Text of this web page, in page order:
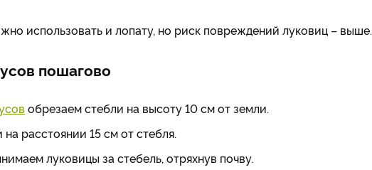
использовать и лопату, но риск повреждений луковиц – выше.
пошагово
обрезаем стебли на высоту 10 см от земли.
расстоянии 15 см от стебля.
луковицы за стебель, отряхнув почву.